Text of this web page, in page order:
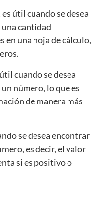
útil cuando se desea
cantidad
en una hoja de cálculo,
cuando se desea
número, lo que es
de manera más
se desea encontrar
es decir, el valor
si es positivo o